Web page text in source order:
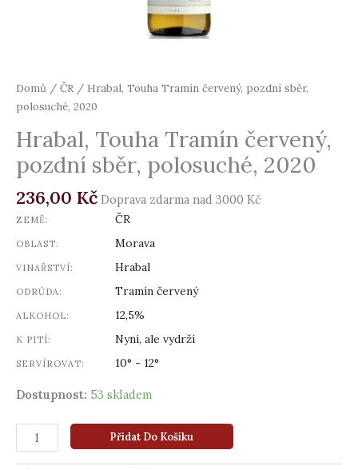
Domů / ČR / Hrabal, Touha Tramín červený, pozdní sběr,
polosuché, 2020
Hrabal, Touha Tramín červený,
pozdní sběr, polosuché, 2020
236,00 Kč Doprava zdarma nad 3000 Kč
ZEMĚ: ČR
OBLAST: Morava
VINAŘSTVÍ: Hrabal
ODRŮDA: Tramín červený
ALKOHOL: 12,5%
K PITÍ: Nyní, ale vydrží
SERVÍROVAT: 10° - 12°
Dostupnost: 53 skladem
Přidat Do Košíku